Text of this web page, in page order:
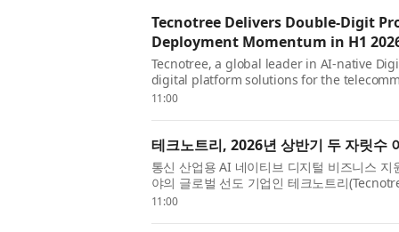
Tecnotree Delivers Double-Digit
Deployment Momentum in H1
Tecnotree, a global leader in AI-native
digital platform solutions for the
its financial results for the first half of
11:00
테크노트리, 2026년 상반기 두 자릿수
통신 산업용 AI 네이티브 디지털 비즈니스
야의 글로벌 선도 기업인 테크노트리
기 재무 실적을 발표했다. 테크노트리는 모
11:00